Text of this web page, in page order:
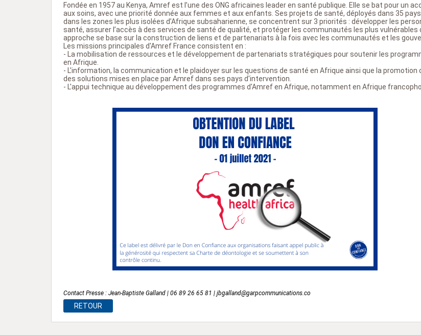
Fondée en 1957 au Kenya, Amref est l’une des ONG africaines leader en santé publique. Elle se bat pour un
aux soins, avec une priorité donnée aux femmes et aux enfants. Ses projets de santé, déployés dans 35
dans les zones les plus isolées d’Afrique subsaharienne, se concentrent sur 3 priorités : développer les
santé, assurer l’accès à des services de santé de qualité, et protéger les communautés les plus vulnérables
approche se base sur la construction de liens et de partenariats à la fois avec les communautés et les
Les missions principales d'Amref France consistent en :
- La mobilisation de ressources et le développement de partenariats stratégiques pour soutenir les
en Afrique.
- L'information, la communication et le plaidoyer sur les questions de santé en Afrique ainsi que la promotion
des solutions mises en place par Amref dans ses pays d'intervention.
- L'appui technique au développement des programmes d'Amref en Afrique, notamment en Afrique
Contact Presse : Jean-Baptiste Galland | 06 89 26 65 81 | jbgalland@garpcommunications.co
RETOUR